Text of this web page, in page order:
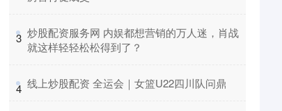
3 ​炒股配资服务网 内娱都想营销的万人迷，肖战
就这样轻轻松松得到了？
4 ​线上炒股配资 全运会｜女篮U22四川队问鼎